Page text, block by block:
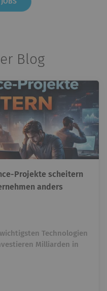
Blog
Projekte scheitern
anders
Technologien
Milliarden in